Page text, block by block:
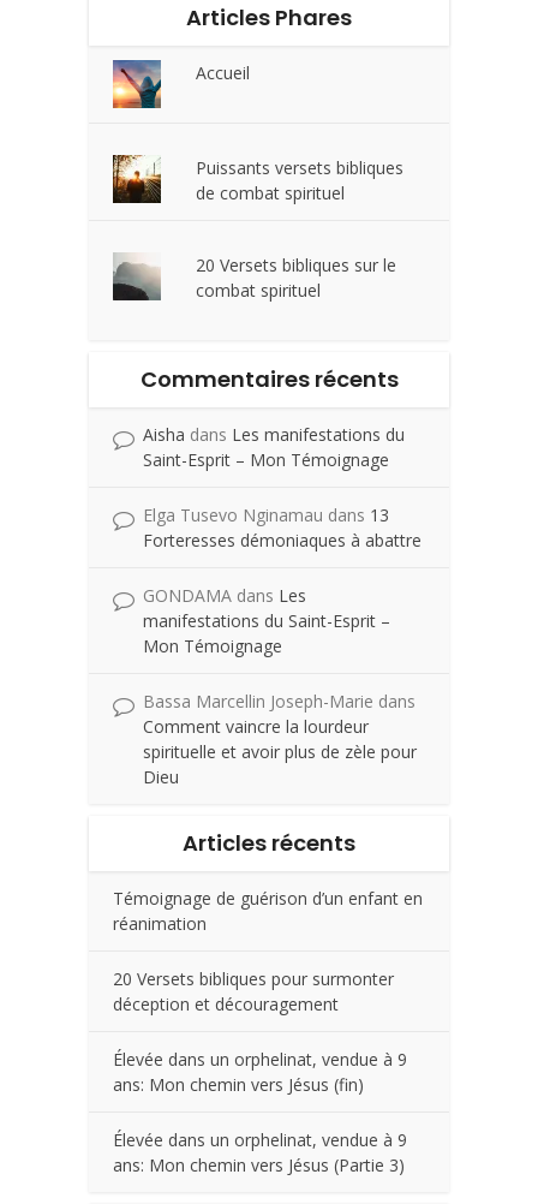
Articles Phares
Accueil
Puissants versets bibliques
de combat spirituel
20 Versets bibliques sur le
combat spirituel
Commentaires récents
Aisha dans Les manifestations du
Saint-Esprit – Mon Témoignage
Elga Tusevo Nginamau dans 13
Forteresses démoniaques à abattre
GONDAMA dans Les
manifestations du Saint-Esprit –
Mon Témoignage
Bassa Marcellin Joseph-Marie dans
Comment vaincre la lourdeur
spirituelle et avoir plus de zèle pour
Dieu
Articles récents
Témoignage de guérison d’un enfant en
réanimation
20 Versets bibliques pour surmonter
déception et découragement
Élevée dans un orphelinat, vendue à 9
ans: Mon chemin vers Jésus (fin)
Élevée dans un orphelinat, vendue à 9
ans: Mon chemin vers Jésus (Partie 3)